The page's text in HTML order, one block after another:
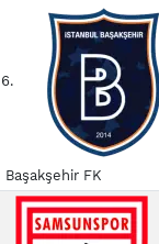
6.
Başakşehir FK